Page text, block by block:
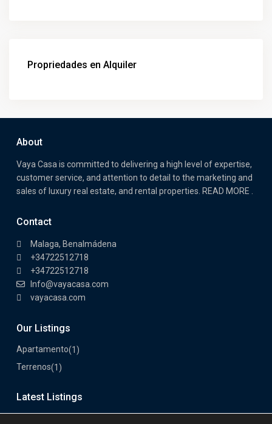
Propriedades en Alquiler
About
Vaya Casa is committed to delivering a high level of expertise,
customer service, and attention to detail to the marketing and
sales of luxury real estate, and rental properties. READ MORE .
Contact
Malaga, Benalmádena
+34722512718
+34722512718
Info@vayacasa.com
vayacasa.com
Our Listings
Apartamento(1)
Terrenos(1)
Latest Listings